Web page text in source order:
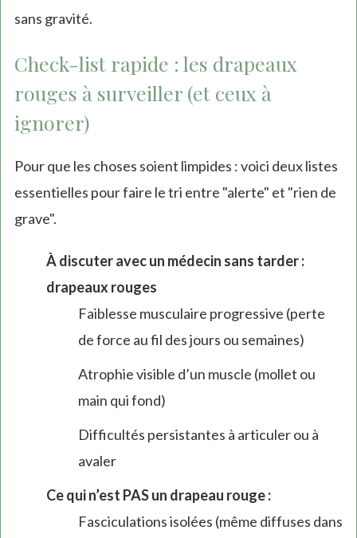
sans gravité.
Check-list rapide : les drapeaux
rouges à surveiller (et ceux à
ignorer)
Pour que les choses soient limpides : voici deux listes
essentielles pour faire le tri entre "alerte" et "rien de
grave".
À discuter avec un médecin sans tarder :
drapeaux rouges
Faiblesse musculaire progressive (perte
de force au fil des jours ou semaines)
Atrophie visible d’un muscle (mollet ou
main qui fond)
Difficultés persistantes à articuler ou à
avaler
Ce qui n’est PAS un drapeau rouge :
Fasciculations isolées (même diffuses dans